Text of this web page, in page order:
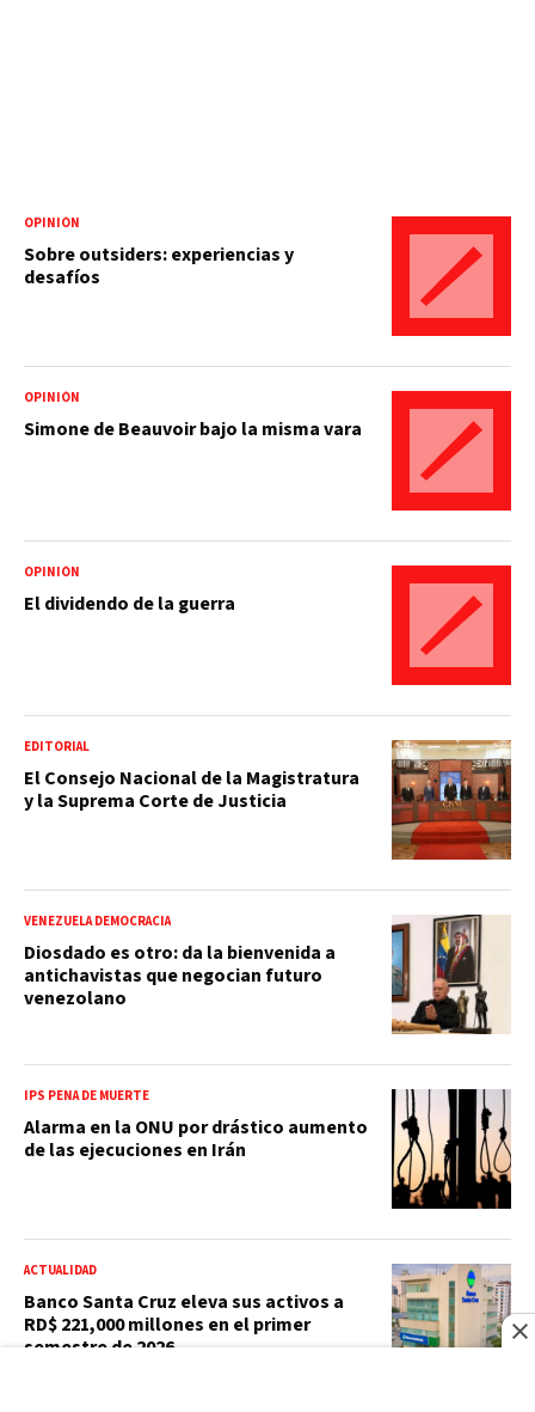
OPINIÓN
Sobre outsiders: experiencias y
desafíos
OPINIÓN
Simone de Beauvoir bajo la misma vara
OPINIÓN
El dividendo de la guerra
EDITORIAL
El Consejo Nacional de la Magistratura
y la Suprema Corte de Justicia
VENEZUELA DEMOCRACIA
Diosdado es otro: da la bienvenida a
antichavistas que negocian futuro
venezolano
IPS PENA DE MUERTE
Alarma en la ONU por drástico aumento
de las ejecuciones en Irán
ACTUALIDAD
Banco Santa Cruz eleva sus activos a
RD$ 221,000 millones en el primer
semestre de 2026